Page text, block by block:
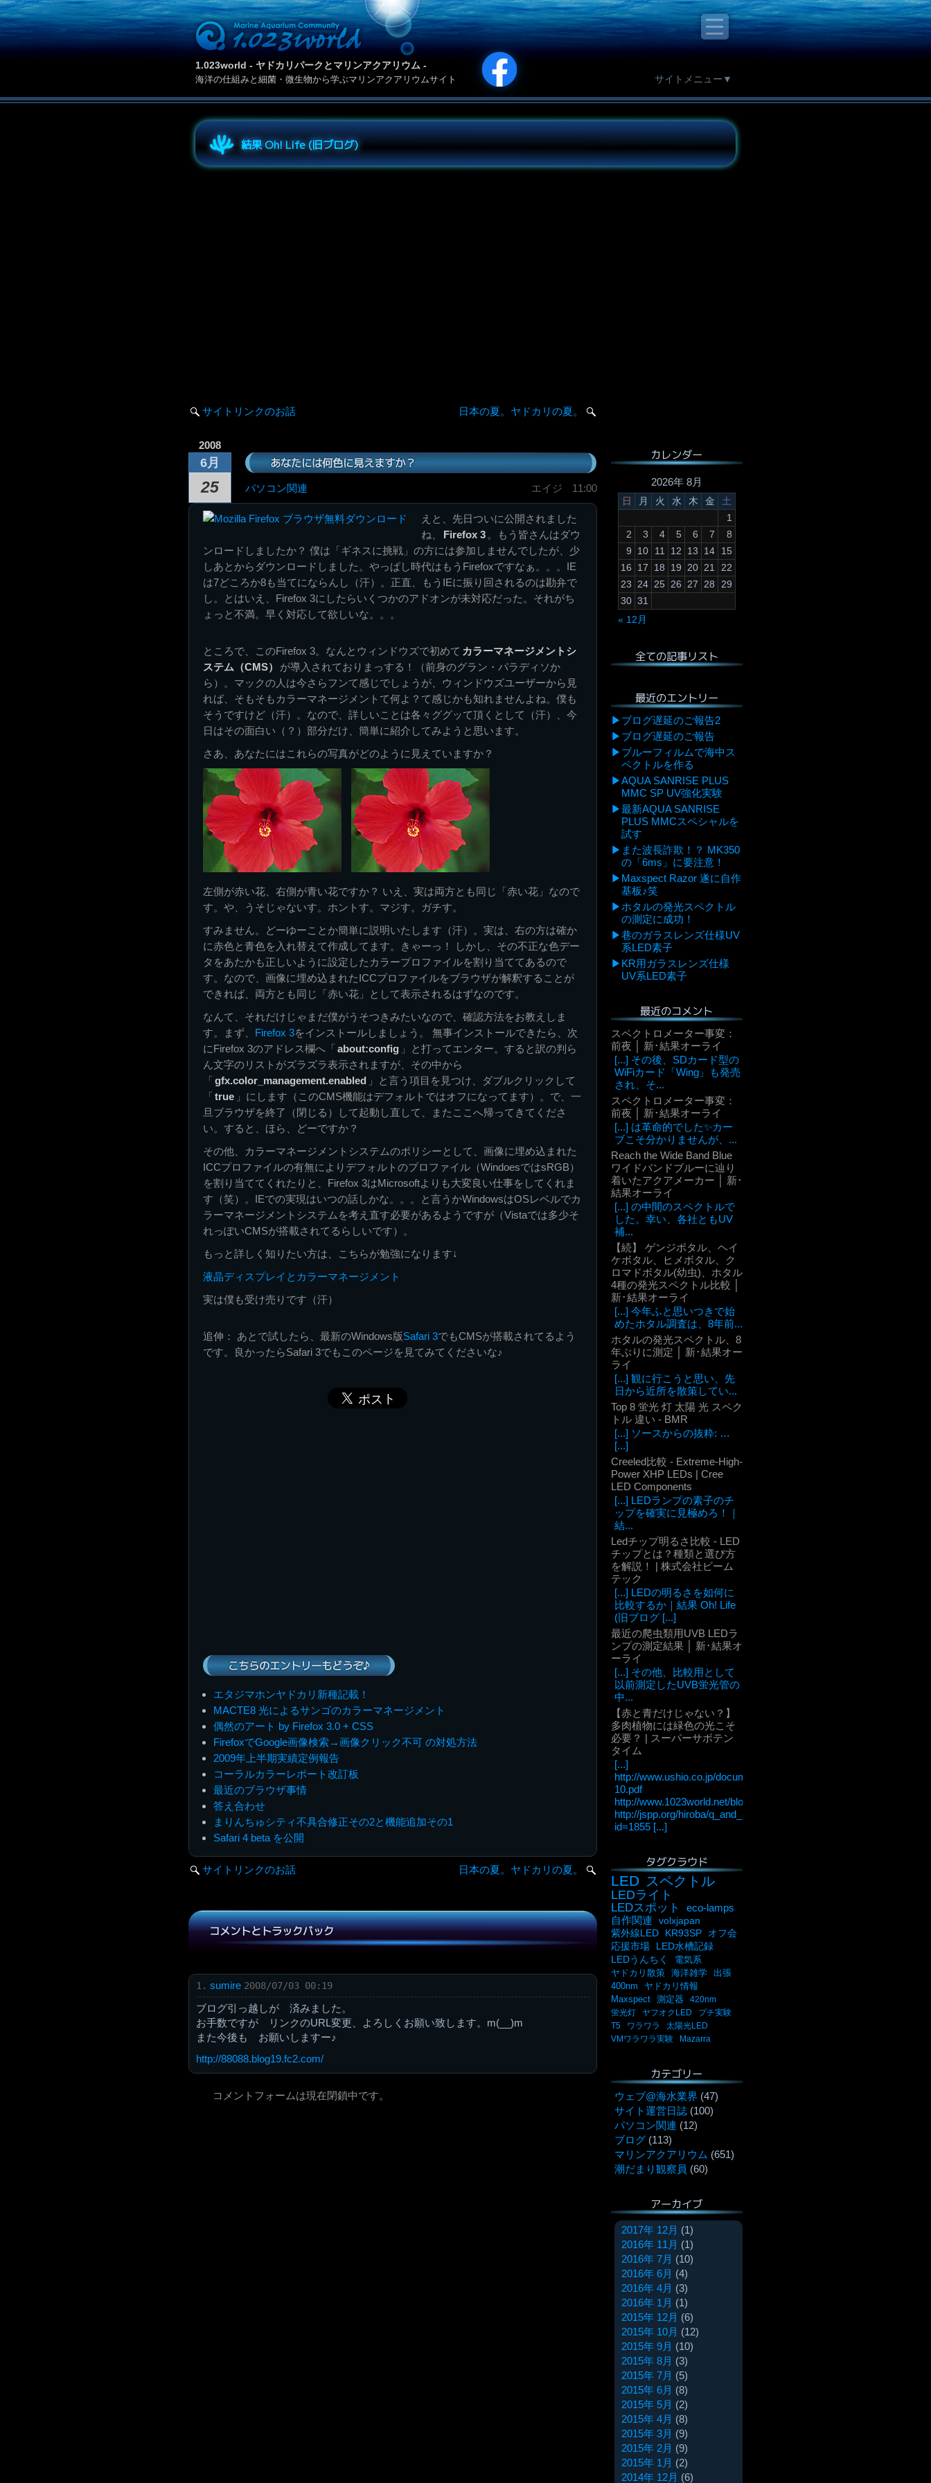
1.023world - ヤドカリパークとマリンアクアリウム -
海洋の仕組みと細菌・微生物から学ぶマリンアクアリウムサイト サイトメニュー▼
結果 Oh! Life (旧ブログ)
サイトリンクのお話 日本の夏。ヤドカリの夏。
2008
6月
25
あなたには何色に見えますか？
パソコン関連 エイジ 11:00
えと、先日ついに公開されました
ね、
Firefox 3 。もう皆さんはダウ
ンロードしましたか？ 僕は「ギネスに挑戦」の方には参加しませんでしたが、少
しあとからダウンロードしました。やっぱし時代はもうFirefoxですなぁ。。。IE
は7どころか8も当てにならんし（汗）。正直、もうIEに振り回されるのは勘弁で
し。とはいえ、Firefox 3にしたらいくつかのアドオンが未対応だった。それがち
ょっと不満。早く対応して欲しいな。。。
ところで、このFirefox 3。なんとウィンドウズで初めて カラーマネージメントシ
ステム（CMS）
が導入されておりまっする！（前身のグラン・パラディソか
ら）。マックの人は今さらフンて感じでしょうが、ウィンドウズユーザーから見
れば、そもそもカラーマネージメントて何よ？て感じかも知れませんよね。僕も
そうですけど（汗）。なので、詳しいことは各々ググッて頂くとして（汗）、今
日はその面白い（？）部分だけ、簡単に紹介してみようと思います。
さあ、あなたにはこれらの写真がどのように見えていますか？
左側が赤い花、右側が青い花ですか？ いえ、実は両方とも同じ「赤い花」なので
す。や、うそじゃないす。ホントす。マジす。ガチす。
すみません。どーゆーことか簡単に説明いたします（汗）。実は、右の方は確か
に赤色と青色を入れ替えて作成してます。きゃーっ！ しかし、その不正な色デー
タをあたかも正しいように設定したカラープロファイルを割り当ててあるので
す。なので、画像に埋め込まれたICCプロファイルをブラウザが解釈することが
できれば、両方とも同じ「赤い花」として表示されるはずなのです。
なんて、それだけじゃまだ僕がうそつきみたいなので、確認方法をお教えしま
す。まず、 Firefox 3をインストールしましょう。 無事インストールできたら、次
にFirefox 3のアドレス欄へ「about:config 」と打ってエンター。すると訳の判ら
ん文字のリストがズラズラ表示されますが、その中から
「gfx.color_management.enabled 」と言う項目を見つけ、ダブルクリックして
「true 」にします（このCMS機能はデフォルトではオフになってます）。で、一
旦ブラウザを終了（閉じる）して起動し直して、またここへ帰ってきてくださ
い。すると、ほら、どーですか？
その他、カラーマネージメントシステムのポリシーとして、画像に埋め込まれた
ICCプロファイルの有無によりデフォルトのプロファイル（WindoesではsRGB）
を割り当ててくれたりと、Firefox 3はMicrosoftよりも大変良い仕事をしてくれま
す（笑）。IEでの実現はいつの話しかな。。。と言うかWindowsはOSレベルでカ
ラーマネージメントシステムを考え直す必要があるようですが（Vistaでは多少そ
れっぽいCMSが搭載されてるらしいです）。
もっと詳しく知りたい方は、こちらが勉強になります↓
液晶ディスプレイとカラーマネージメント
実は僕も受け売りです（汗）
追伸： あとで試したら、最新のWindows版Safari 3でもCMSが搭載されてるよう
です。良かったらSafari 3でもこのページを見てみてくださいな♪
こちらのエントリーもどうぞ♪
エタジマホンヤドカリ新種記載！
MACTE8 光によるサンゴのカラーマネージメント
偶然のアート by Firefox 3.0 + CSS
FirefoxでGoogle画像検索→画像クリック不可 の対処方法
2009年上半期実績定例報告
コーラルカラーレポート改訂板
最近のブラウザ事情
答え合わせ
まりんちゅシティ不具合修正その2と機能追加その1
Safari 4 beta を公開
サイトリンクのお話 日本の夏。ヤドカリの夏。
コメントとトラックバック
1. sumire 2008/07/03 00:19
ブログ引っ越しが 済みました。
お手数ですが リンクのURL変更、よろしくお願い致します。m(__)m
また今後も お願いしますー♪
http://88088.blog19.fc2.com/
コメントフォームは現在閉鎖中です。
カレンダー
2026年 8月
日 月 火 水 木 金 土
« 12月
1
2
3 4 5 6 7
8
9
10 11 12 13 14
15
16
17 18 19 20 21
22
23
24 25 26 27 28
29
30 31
全ての記事リスト
最近のエントリー
ブログ遅延のご報告2
ブログ遅延のご報告
ブルーフィルムで海中ス
ペクトルを作る
AQUA SANRISE PLUS
MMC SP UV強化実験
最新AQUA SANRISE
PLUS MMCスペシャルを
試す
また波長詐欺！？ MK350
の「6ms」に要注意！
Maxspect Razor 遂に自作
基板♪笑
ホタルの発光スペクトル
の測定に成功！
巷のガラスレンズ仕様UV
系LED素子
KR用ガラスレンズ仕様
UV系LED素子
最近のコメント
スペクトロメーター事変：
前夜 │ 新･結果オーライ
[...] その後、SDカード型の
WiFiカード「Wing」も発売
され、そ...
スペクトロメーター事変：
前夜 │ 新･結果オーライ
[...] は革命的でした✨カー
ブこそ分かりませんが、...
Reach the Wide Band Blue
ワイドバンドブルーに辿り
着いたアクアメーカー │ 新･
結果オーライ
[...] の中間のスペクトルで
した。幸い、各社ともUV
補...
【続】 ゲンジボタル、ヘイ
ケボタル、ヒメボタル、ク
ロマドボタル(幼虫)、ホタル
4種の発光スペクトル比較 │
新･結果オーライ
[...] 今年ふと思いつきで始
めたホタル調査は、8年前...
ホタルの発光スペクトル、8
年ぶりに測定 │ 新･結果オー
ライ
[...] 観に行こうと思い、先
日から近所を散策してい...
Top 8 蛍光 灯 太陽 光 スペク
トル 違い - BMR
[...] ソースからの抜粋: …
[...]
Creeled比較 - Extreme-High-
Power XHP LEDs | Cree
LED Components
[...] LEDランプの素子のチ
ップを確実に見極めろ！｜
結...
Ledチップ明るさ比較 - LED
チップとは？種類と選び方
を解説！ | 株式会社ビーム
テック
[...] LEDの明るさを如何に
比較するか｜結果 Oh! Life
(旧ブログ [...]
最近の爬虫類用UVB LEDラ
ンプの測定結果 │ 新･結果オ
ーライ
[...] その他、比較用として
以前測定したUVB蛍光管の
中...
【赤と青だけじゃない？】
多肉植物には緑色の光こそ
必要？ | スーパーサボテン
タイム
[...]
http://www.ushio.co.jp/documents/technology/lightedge/lightedge_36/
10.pdf
http://www.1023world.net/blog/
http://jspp.org/hiroba/q_and_a/detail.html?
id=1855 [...]
タグクラウド
LED スペクトル
LEDライト
LEDスポット
eco-lamps
自作関連
volxjapan
紫外線LED
KR93SP
オフ会
応援市場
LED水槽記録
LEDうんちく
電気系
ヤドカリ散策 海洋雑学 出張
400nm
ヤドカリ情報
Maxspect
測定器
420nm
蛍光灯
ヤフオクLED
プチ実験
T5
ワラワラ
太陽光LED
VMワラワラ実験
Mazarra
カテゴリー
ウェブ@海水業界 (47)
サイト運営日誌 (100)
パソコン関連 (12)
ブログ (113)
マリンアクアリウム (651)
潮だまり観察員 (60)
アーカイブ
2017年 12月 (1)
2016年 11月 (1)
2016年 7月 (10)
2016年 6月 (4)
2016年 4月 (3)
2016年 1月 (1)
2015年 12月 (6)
2015年 10月 (12)
2015年 9月 (10)
2015年 8月 (3)
2015年 7月 (5)
2015年 6月 (8)
2015年 5月 (2)
2015年 4月 (8)
2015年 3月 (9)
2015年 2月 (9)
2015年 1月 (2)
2014年 12月 (6)